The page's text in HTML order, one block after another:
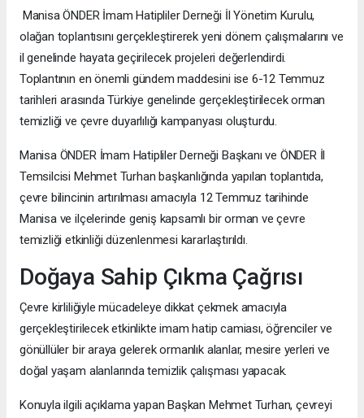
Manisa ÖNDER İmam Hatipliler Derneği İl Yönetim Kurulu,
olağan toplantısını gerçekleştirerek yeni dönem çalışmalarını ve
il genelinde hayata geçirilecek projeleri değerlendirdi.
Toplantının en önemli gündem maddesini ise 6-12 Temmuz
tarihleri arasında Türkiye genelinde gerçekleştirilecek orman
temizliği ve çevre duyarlılığı kampanyası oluşturdu.
Manisa ÖNDER İmam Hatipliler Derneği Başkanı ve ÖNDER İl
Temsilcisi Mehmet Turhan başkanlığında yapılan toplantıda,
çevre bilincinin artırılması amacıyla 12 Temmuz tarihinde
Manisa ve ilçelerinde geniş kapsamlı bir orman ve çevre
temizliği etkinliği düzenlenmesi kararlaştırıldı.
Doğaya Sahip Çıkma Çağrısı
Çevre kirliliğiyle mücadeleye dikkat çekmek amacıyla
gerçekleştirilecek etkinlikte imam hatip camiası, öğrenciler ve
gönüllüler bir araya gelerek ormanlık alanlar, mesire yerleri ve
doğal yaşam alanlarında temizlik çalışması yapacak.
Konuyla ilgili açıklama yapan Başkan Mehmet Turhan, çevreyi